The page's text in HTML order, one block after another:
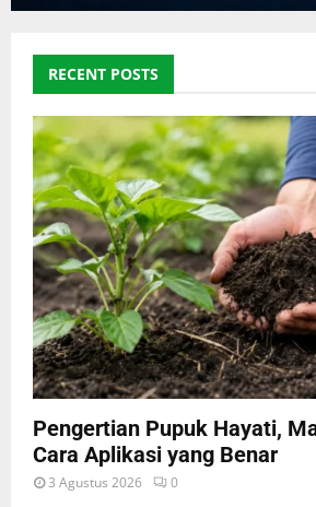
RECENT POSTS
Pengertian Pupuk Hayati,
Cara Aplikasi yang Benar
3 Agustus 2026 0